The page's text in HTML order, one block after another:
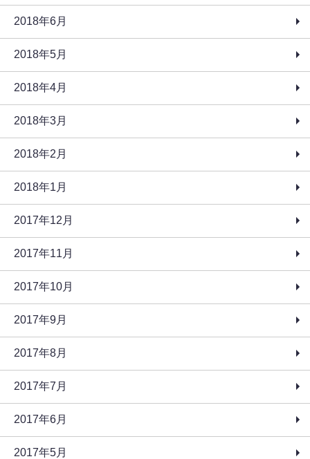
2018年6月
2018年5月
2018年4月
2018年3月
2018年2月
2018年1月
2017年12月
2017年11月
2017年10月
2017年9月
2017年8月
2017年7月
2017年6月
2017年5月